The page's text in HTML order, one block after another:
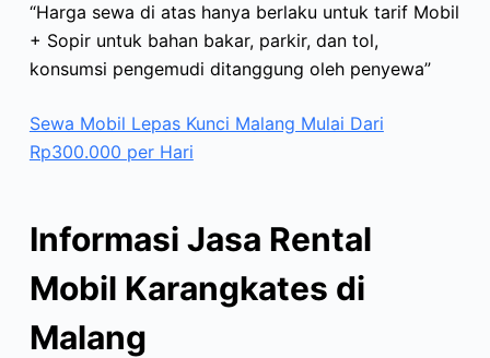
“Harga sewa di atas hanya berlaku untuk tarif Mobil
+ Sopir untuk bahan bakar, parkir, dan tol,
konsumsi pengemudi ditanggung oleh penyewa”
Sewa Mobil Lepas Kunci Malang Mulai Dari
Rp300.000 per Hari
Informasi Jasa Rental
Mobil Karangkates di
Malang